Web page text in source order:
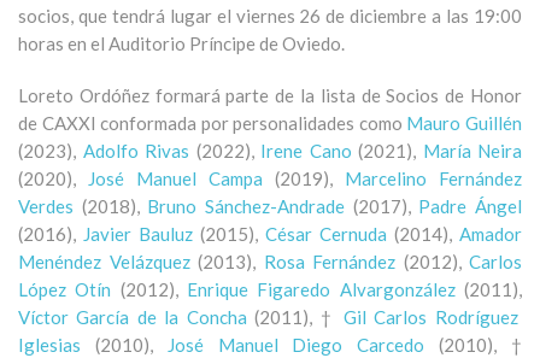
socios, que tendrá lugar el viernes 26 de diciembre a las 19:00
horas en el Auditorio Príncipe de Oviedo.
Loreto Ordóñez formará parte de la lista de Socios de Honor
de CAXXI conformada por personalidades como Mauro Guillén
(2023), Adolfo Rivas (2022), Irene Cano (2021), María Neira
(2020),
José Manuel Campa (2019), Marcelino Fernández
Verdes (2018), Bruno Sánchez-Andrade (2017), Padre Ángel
(2016), Javier Bauluz (2015), César Cernuda (2014), Amador
Menéndez Velázquez(2013), Rosa Fernández (2012), Carlos
López Otín (2012), Enrique Figaredo Alvargonzález(2011),
Víctor García de la Concha (2011), † Gil Carlos Rodríguez
Iglesias (2010), José Manuel Diego Carcedo (2010), †